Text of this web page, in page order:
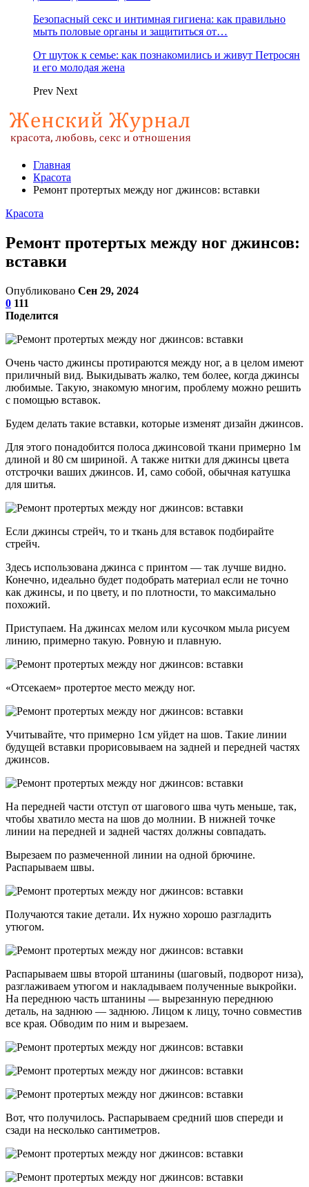
Безопасный секс и интимная гигиена: как правильно
мыть половые органы и защититься от…
От шуток к семье: как познакомились и живут Петросян
и его молодая жена
Prev Next
Главная
Красота
Ремонт протертых между ног джинсов: вставки
Красота
Ремонт протертых между ног джинсов:
вставки
Опубликовано Сен 29, 2024
0 111
Поделится
Очень часто джинсы протираются между ног, а в целом имеют
приличный вид. Выкидывать жалко, тем более, когда джинсы
любимые. Такую, знакомую многим, проблему можно решить
с помощью вставок.
Будем делать такие вставки, которые изменят дизайн джинсов.
Для этого понадобится полоса джинсовой ткани примерно 1м
длиной и 80 см шириной. А также нитки для джинсы цвета
отстрочки ваших джинсов. И, само собой, обычная катушка
для шитья.
Если джинсы стрейч, то и ткань для вставок подбирайте
стрейч.
Здесь использована джинса с принтом — так лучше видно.
Конечно, идеально будет подобрать материал если не точно
как джинсы, и по цвету, и по плотности, то максимально
похожий.
Приступаем. На джинсах мелом или кусочком мыла рисуем
линию, примерно такую. Ровную и плавную.
«Отсекаем» протертое место между ног.
Учитывайте, что примерно 1см уйдет на шов. Такие линии
будущей вставки прорисовываем на задней и передней частях
джинсов.
На передней части отступ от шагового шва чуть меньше, так,
чтобы хватило места на шов до молнии. В нижней точке
линии на передней и задней частях должны совпадать.
Вырезаем по размеченной линии на одной брючине.
Распарываем швы.
Получаются такие детали. Их нужно хорошо разгладить
утюгом.
Распарываем швы второй штанины (шаговый, подворот низа),
разглаживаем утюгом и накладываем полученные выкройки.
На переднюю часть штанины — вырезанную переднюю
деталь, на заднюю — заднюю. Лицом к лицу, точно совместив
все края. Обводим по ним и вырезаем.
Вот, что получилось. Распарываем средний шов спереди и
сзади на несколько сантиметров.